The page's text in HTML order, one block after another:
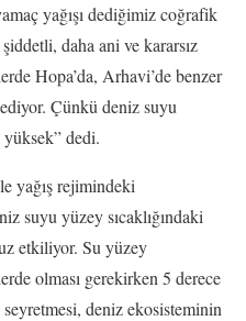
yağışı dediğimiz coğrafik
daha ani ve kararsız
Hopa’da, Arhavi’de benzer
Çünkü deniz suyu
yüksek” dedi.
yağış rejimindeki
suyu yüzey sıcaklığındaki
etkiliyor. Su yüzey
olması gerekirken 5 derece
deniz ekosisteminin